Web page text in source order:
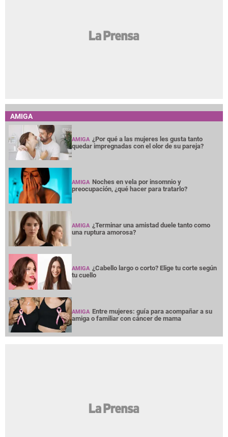
AMIGA
AMIGA ¿Por qué a las mujeres les gusta tanto
quedar impregnadas con el olor de su pareja?
AMIGA Noches en vela por insomnio y
preocupación, ¿qué hacer para tratarlo?
AMIGA ¿Terminar una amistad duele tanto como
una ruptura amorosa?
AMIGA ¿Cabello largo o corto? Elige tu corte según
tu cuello
AMIGA Entre mujeres: guía para acompañar a su
amiga o familiar con cáncer de mama